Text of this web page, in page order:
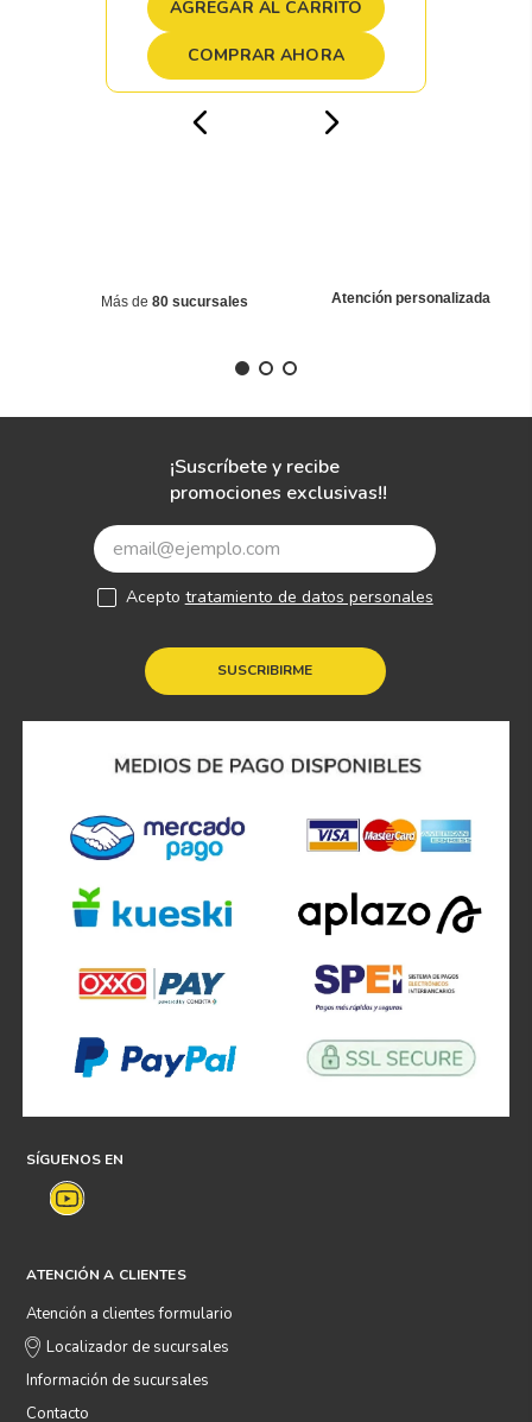
AGREGAR AL CARRITO
COMPRAR AHORA
Más de 80 sucursales Atención personalizada
¡Suscríbete y recibe
promociones exclusivas!!
SUSCRIBIRME
Acepto tratamiento de datos personales
SÍGUENOS EN
ATENCIÓN A CLIENTES
Atención a clientes formulario
Localizador de sucursales
Información de sucursales
Contacto